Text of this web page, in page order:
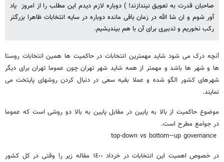
صاحبان قدرت به تعویق نیندازند! ) دوباره لازم دیدم این مطلب را از امروز یاد
آور شوم و ان شا الله در زمان باقی مانده دوباره در سایه انتخابات ظاهرا بزرگتر
رکب نخوریم و تدبیری برای آن با هم بیندیشیم.
آنچه درک می شود شاید مهمترین انتخابات در حاکمیت ها همین انتخابات روستا
ها و شهر ها باشد و مهمتر از همه شاید شهر تهران چون عموما تهران برای دیگر
شهرهای کشور الگو شده و عملا بقیه سعی در دنبال کردن روشهای پایتخت می
نمایند.
موضوع حاکمیت از بالا به پایین در مقابل پایین به بالا دو روشی است که عموما
در جوامع مطرح است.
در خصوص اهمیت این انتخابات در خرداد ١٤٠٠ مقاله زیر را وقتی در کل کشور